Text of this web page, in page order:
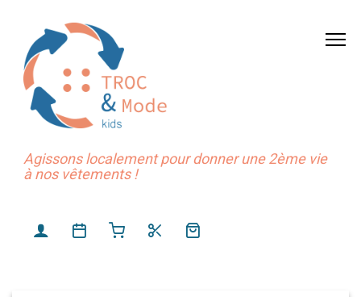
Agissons localement pour donner une 2ème vie
à nos vêtements !